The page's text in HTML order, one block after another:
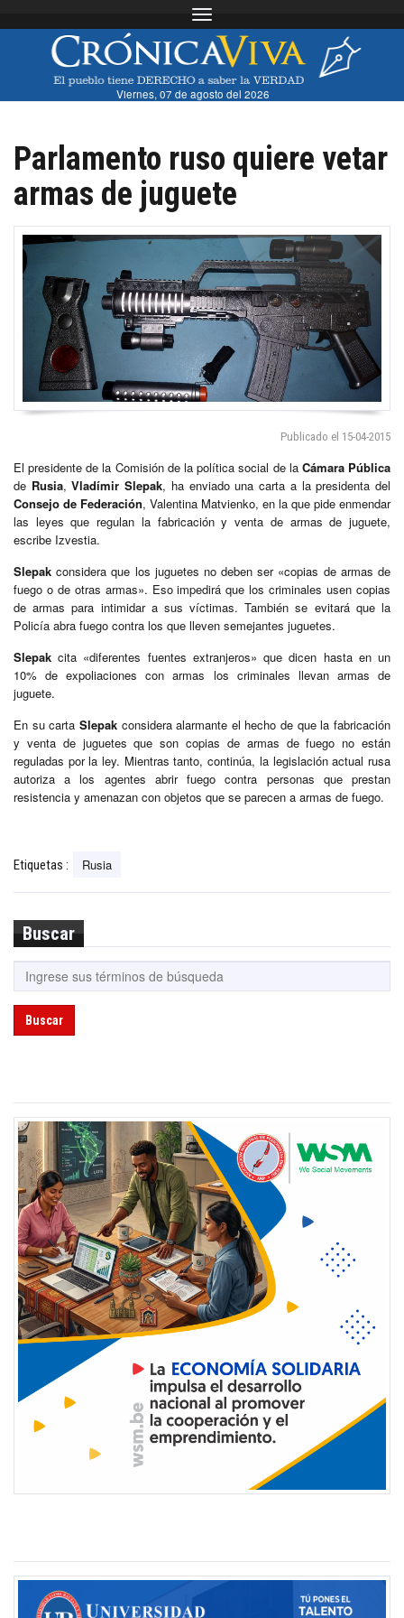
Toggle navigation
Viernes, 07 de agosto del 2026
Parlamento ruso quiere vetar
armas de juguete
Publicado el 15-04-2015
El presidente de la Comisión de la política social de laCámara Pública
de Rusia,Vladímir Slepak, ha enviado una carta a la presidenta del
Consejo de Federación, Valentina Matvienko, en la que pide enmendar
las leyes que regulan la fabricación y venta de armas de juguete,
escribe Izvestia.
Slepak considera que los juguetes no deben ser «copias de armas de
fuego o de otras armas». Eso impedirá que los criminales usen copias
de armas para intimidar a sus víctimas. También se evitará que la
Policía abra fuego contra los que lleven semejantes juguetes.
Slepak cita «diferentes fuentes extranjeros» que dicen hasta en un
10% de expoliaciones con armas los criminales llevan armas de
juguete.
En su carta Slepakconsidera alarmante el hecho de que la fabricación
y venta de juguetes que son copias de armas de fuego no están
reguladas por la ley. Mientras tanto, continúa, la legislación actual rusa
autoriza a los agentes abrir fuego contra personas que prestan
resistencia y amenazan con objetos que se parecen a armas de fuego.
Etiquetas : Rusia
Buscar
Buscar